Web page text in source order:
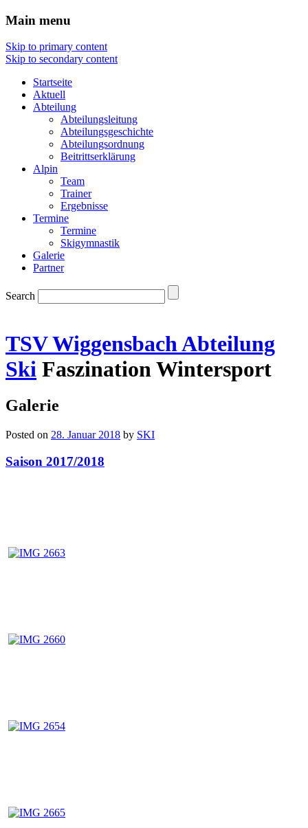
Main menu
Skip to primary content
Skip to secondary content
Startseite
Aktuell
Abteilung
Abteilungsleitung
Abteilungsgeschichte
Abteilungsordnung
Beitrittserklärung
Alpin
Team
Trainer
Ergebnisse
Termine
Termine
Skigymnastik
Galerie
Partner
Search
TSV Wiggensbach Abteilung
Ski Faszination Wintersport
Galerie
Posted on 28. Januar 2018 by SKI
Saison 2017/2018